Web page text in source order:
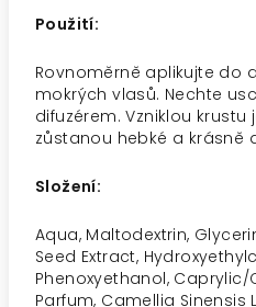
Použití:
Rovnoměrně aplikujte do
mokrých vlasů. Nechte
difuzérem. Vzniklou
zůstanou hebké a krásně
Složení:
Aqua, Maltodextrin,
Seed Extract,
Phenoxyethanol,
Parfum, Camellia Sinensis